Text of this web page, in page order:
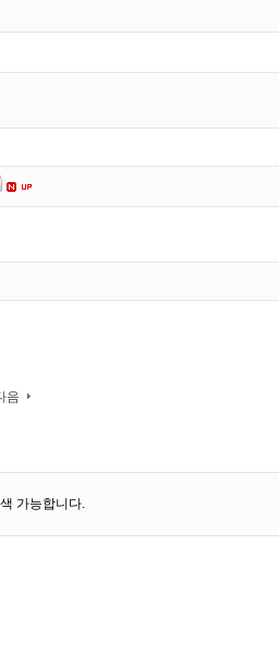
음
가능합니다.